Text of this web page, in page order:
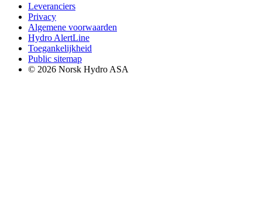
Leveranciers
Privacy
Algemene voorwaarden
Hydro AlertLine
Toegankelijkheid
Public sitemap
© 2026 Norsk Hydro ASA